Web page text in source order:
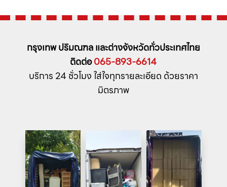
กรุงเทพ ปริมณฑล และต่างจังหวัดทั่วประเทศไทย
ติดต่อ065-893-6614
บริการ 24 ชั่วโมง ใส่ใจทุกรายละเอียด ด้วยราคา
มิตรภาพ